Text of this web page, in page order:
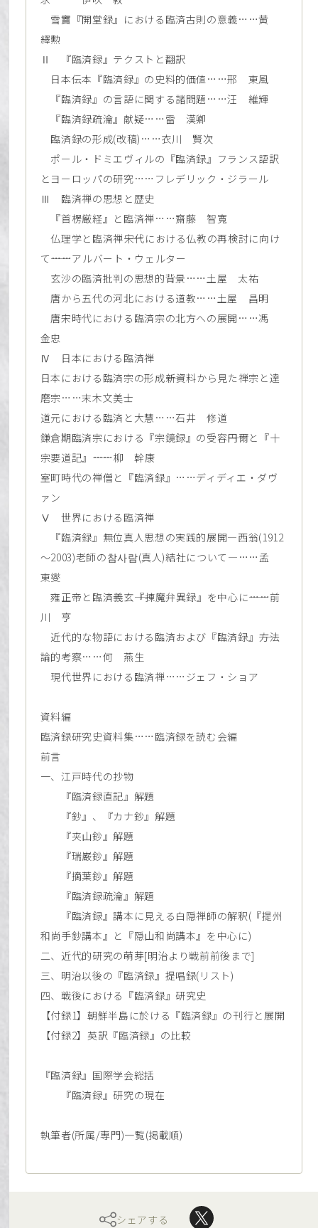
雪竇『開堂録』における臨済古則の意義……黄
繹勲
Ⅱ 『臨済録』テクストと翻訳
日本伝本『臨済録』の史料的価値……邢 東風
『臨済録』の言語に関する諸問題……汪 維輝
『臨済録疏瀹』献疑……雷 漢卿
臨済録の形成(改稿)……衣川 賢次
ポール・ドミエヴィルの『臨済録』フランス語訳
とヨーロッパの研究……フレデリック・ジラール
Ⅲ 臨済禅の思想と歴史
『首楞厳経』と臨済禅……齋藤 智寬
仏理学と臨済禅――宋代における仏教の再検討に向け
て――……アルバート・ウェルター
玄沙の臨済批判の思想的背景……土屋 太祐
唐から五代の河北における道教……土屋 昌明
唐宋時代における臨済宗の北方への展開……馮
金忠
Ⅳ 日本における臨済禅
日本における臨済宗の形成――新資料から見た禅宗と達
磨宗……末木文美士
道元における臨済と大慧……石井 修道
鎌倉期臨済宗における『宗鏡録』の受容――円爾と『十
宗要道記』――……柳 幹康
室町時代の禅僧と『臨済録』……ディディエ・ダヴ
ァン
Ⅴ 世界における臨済禅
『臨済録』無位真人思想の実践的展開―西翁(1912
～2003)老師の참사람(真人)結社について―……孟
東燮
雍正帝と臨済義玄――『揀魔弁異録』を中心に――……前
川 亨
近代的な物語における臨済および『臨済録』――方法
論的考察……何 燕生
現代世界における臨済禅……ジェフ・ショア
資料編
臨済録研究史資料集……臨済録を読む会編
前言
一、江戸時代の抄物
『臨済録直記』解題
『鈔』、『カナ鈔』解題
『夹山鈔』解題
『瑞巌鈔』解題
『摘葉鈔』解題
『臨済録疏瀹』解題
『臨済録』講本に見える白隠禅師の解釈(『提州
和尚手鈔講本』と『隠山和尚講本』を中心に)
二、近代的研究の萌芽[明治より戦前前後まで]
三、明治以後の『臨済録』提唱録(リスト)
四、戦後における『臨済録』研究史
【付録1】朝鮮半島に於ける『臨済録』の刊行と展開
【付録2】英訳『臨済録』の比較
『臨済録』国際学会総括
『臨済録』研究の現在
執筆者(所属/専門)一覧(掲載順)
シェアする